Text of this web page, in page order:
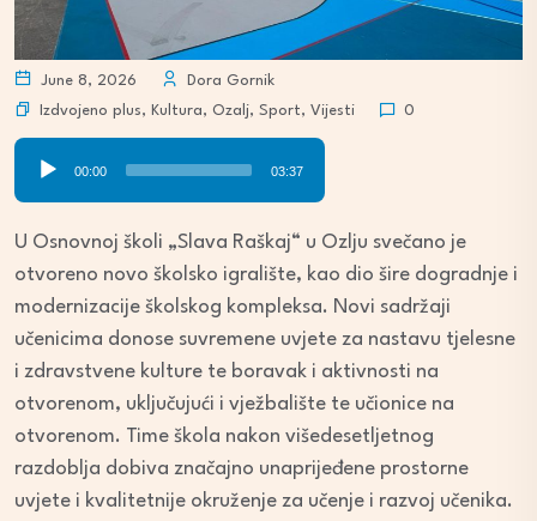
June 8, 2026
Dora Gornik
Izdvojeno plus, Kultura, Ozalj, Sport, Vijesti 0
00:00 03:37
U Osnovnoj školi „Slava Raškaj“ u Ozlju svečano je
otvoreno novo školsko igralište, kao dio šire dogradnje i
modernizacije školskog kompleksa. Novi sadržaji
učenicima donose suvremene uvjete za nastavu tjelesne
i zdravstvene kulture te boravak i aktivnosti na
otvorenom, uključujući i vježbalište te učionice na
otvorenom. Time škola nakon višedesetljetnog
razdoblja dobiva značajno unaprijeđene prostorne
uvjete i kvalitetnije okruženje za učenje i razvoj učenika.